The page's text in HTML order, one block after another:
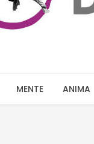
MENTE ANIMA